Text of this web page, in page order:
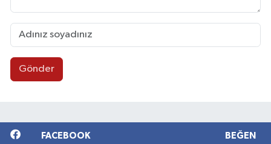
Gönder
FACEBOOK BEĞEN